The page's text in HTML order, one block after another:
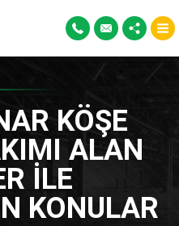
KÖŞE
ALAN
ILE
KONULAR